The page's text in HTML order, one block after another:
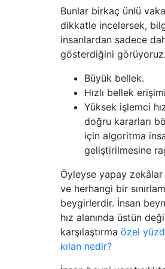
Bunlar birkaç ünlü
dikkatle incelersek,
insanlardan sadece
gösterdiğini
Büyük bellek.
Hızlı bellek
Yüksek işlemci
doğru kararları
için algoritma
geliştirilmesine
Öyleyse yapay
ve herhangi bir
beygirlerdir. İnsan
hız alanında üstün
karşılaştırma özel
kılan nedir?